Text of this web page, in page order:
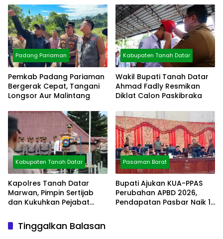
Padang Pariaman
Pemkab Padang Pariaman
Bergerak Cepat, Tangani
Longsor Aur Malintang
Kabupaten Tanah Datar
Wakil Bupati Tanah Datar
Ahmad Fadly Resmikan
Diklat Calon Paskibraka
Kabupaten Tanah Datar
Kapolres Tanah Datar
Marwan, Pimpin Sertijab
dan Kukuhkan Pejabat
Pasaman Barat
Bupati Ajukan KUA-PPAS
Perubahan APBD 2026,
Pendapatan Pasbar Naik 15
Tinggalkan Balasan